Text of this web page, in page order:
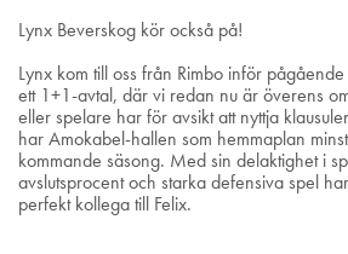
Lynx Beverskog kör också på!
Lynx kom till oss från Rimbo inför
ett 1+1-avtal, där vi redan nu är överens
eller spelare har för avsikt att nyttja
har Amokabel-hallen som hemmaplan
kommande säsong. Med sin delaktighet i
avslutsprocent och starka defensiva spel
perfekt kollega till Felix.